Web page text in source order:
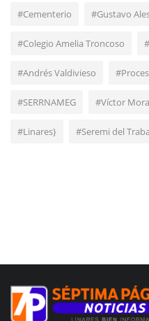
#Cementerio #Gustavo
#Colegio Amelia Troncoso
#Andrés Valdivieso
#SERRNAMEG #Víctor
#Linares} #Seremi del